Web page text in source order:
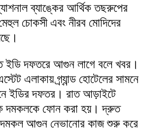
ব্যাঙ্কের আর্থিক তছরুপের
চোকসী এবং নীরব মোদিদের
ইডি দফতরে আগুন লাগে বলে খবর।
এলাকায় গ্র্যান্ড হোটেলের সামনে
ইডির দফতর। রাত আড়াইটে
দমকলকে ফোন করা হয়। দ্রুত
দমকল আগুন নেভানোর কাজ শুরু করে